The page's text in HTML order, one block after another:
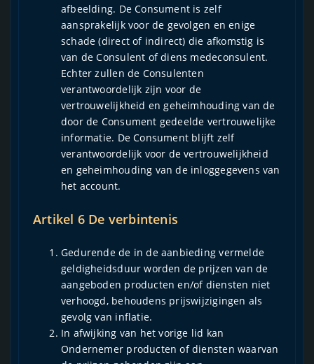
afbeelding. De Consument is zelf
aansprakelijk voor de gevolgen en enige
schade (direct of indirect) die afkomstig is
van de Consulent of diens medeconsulent.
Echter zullen de Consulenten
verantwoordelijk zijn voor de
vertrouwelijkheid en geheimhouding van de
door de Consument gedeelde vertrouwelijke
informatie. De Consument blijft zelf
verantwoordelijk voor de vertrouwelijkheid
en geheimhouding van de inloggegevens van
het account.
Artikel 6 De verbintenis
Gedurende de in de aanbieding vermelde
geldigheidsduur worden de prijzen van de
aangeboden producten en/of diensten niet
verhoogd, behoudens prijswijzigingen als
gevolg van inflatie.
In afwijking van het vorige lid kan
Ondernemer producten of diensten waarvan